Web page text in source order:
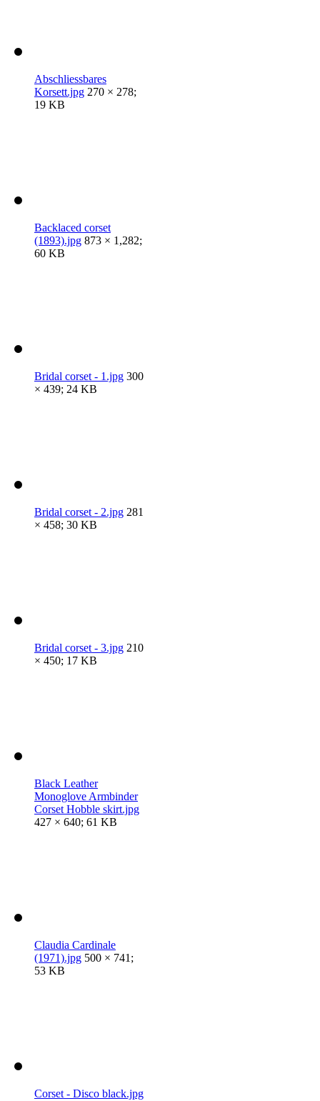
Abschliessbares
Korsett.jpg 270 × 278;
19 KB
Backlaced corset
(1893).jpg 873 × 1,282;
60 KB
Bridal corset - 1.jpg 300
× 439; 24 KB
Bridal corset - 2.jpg 281
× 458; 30 KB
Bridal corset - 3.jpg 210
× 450; 17 KB
Black Leather
Monoglove Armbinder
Corset Hobble skirt.jpg
427 × 640; 61 KB
Claudia Cardinale
(1971).jpg 500 × 741;
53 KB
Corset - Disco black.jpg